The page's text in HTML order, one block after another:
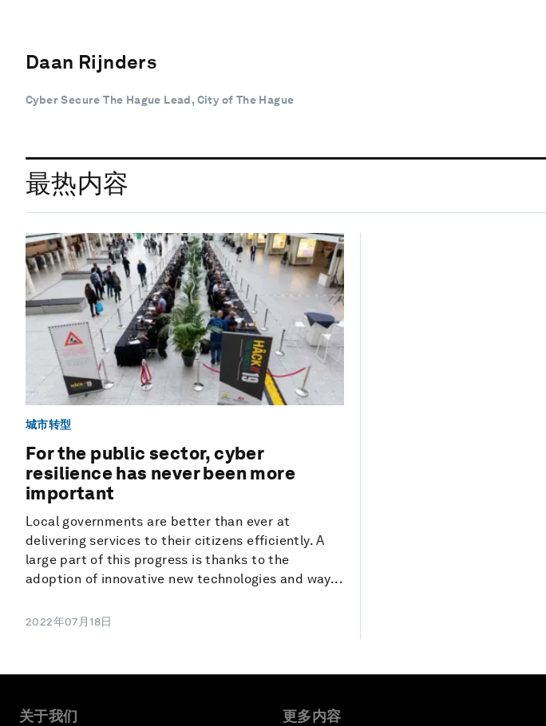
Daan Rijnders
Cyber Secure The Hague Lead, City of The Hague
最热内容
城市转型
For the public sector, cyber
resilience has never been more
important
Local governments are better than ever at
delivering services to their citizens efficiently. A
large part of this progress is thanks to the
adoption of innovative new technologies and way...
2022年07月18日
关于我们 更多内容